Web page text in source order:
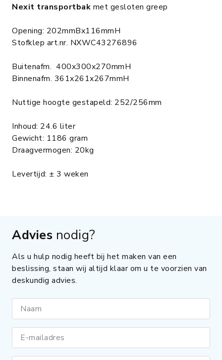
Nexit transportbak met gesloten greep
Opening: 202mmBx116mmH
Stofklep art.nr. NXWC43276896
Buitenafm. 400x300x270mmH
Binnenafm. 361x261x267mmH
Nuttige hoogte gestapeld: 252/256mm
Inhoud: 24.6 liter
Gewicht: 1186 gram
Draagvermogen: 20kg
Levertijd: ± 3 weken
Advies nodig?
Als u hulp nodig heeft bij het maken van een
beslissing, staan wij altijd klaar om u te voorzien van
deskundig advies.
Naam
E-mailadres